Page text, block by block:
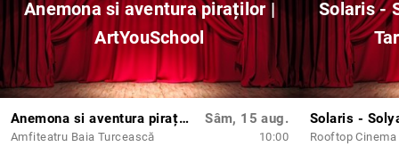
Anemona si aventura piraților |
ArtYouSchool
Anemona si aventura piraților | ArtYouSchool
Amfiteatru Baia Turcească
Sâm, 15 aug.
10:00
Solaris -
Rooftop Cinema